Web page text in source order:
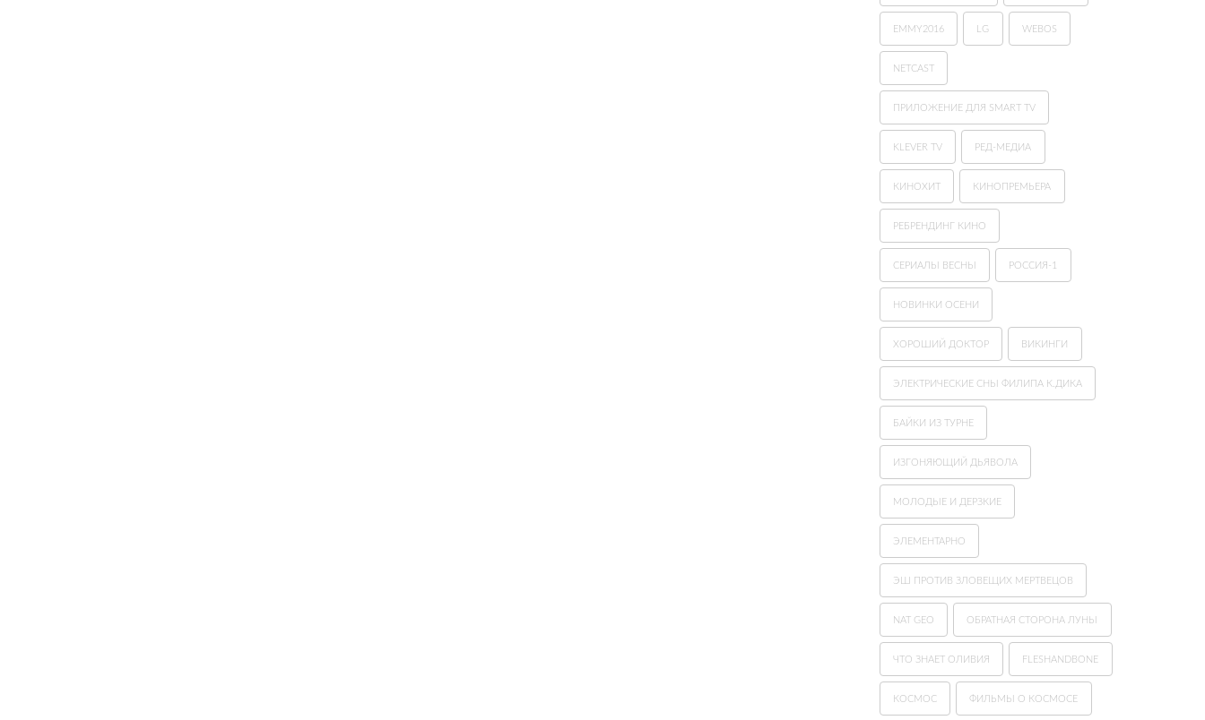
EMMY2016 LG WEBOS
NETCAST
ПРИЛОЖЕНИЕ ДЛЯ SMART TV
KLEVER TV РЕД-МЕДИА
КИНОХИТ КИНОПРЕМЬЕРА
РЕБРЕНДИНГ КИНО
СЕРИАЛЫ ВЕСНЫ РОССИЯ-1
НОВИНКИ ОСЕНИ
ХОРОШИЙ ДОКТОР ВИКИНГИ
ЭЛЕКТРИЧЕСКИЕ СНЫ ФИЛИПА К.ДИКА
БАЙКИ ИЗ ТУРНЕ
ИЗГОНЯЮЩИЙ ДЬЯВОЛА
МОЛОДЫЕ И ДЕРЗКИЕ
ЭЛЕМЕНТАРНО
ЭШ ПРОТИВ ЗЛОВЕЩИХ МЕРТВЕЦОВ
NAT GEO ОБРАТНАЯ СТОРОНА ЛУНЫ
ЧТО ЗНАЕТ ОЛИВИЯ FLESHANDBONE
КОСМОС ФИЛЬМЫ О КОСМОСЕ